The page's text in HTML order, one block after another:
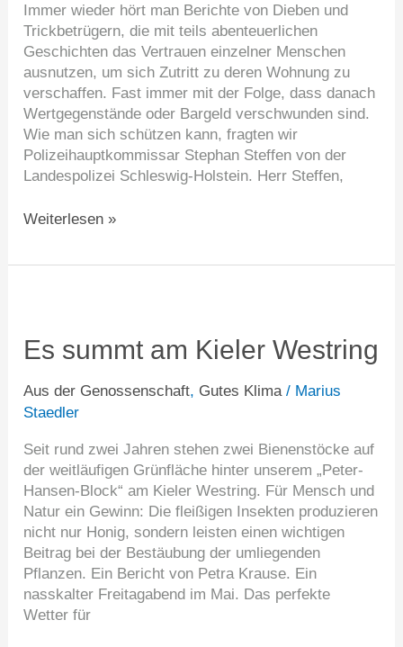
Immer wieder hört man Berichte von Dieben und
Trickbetrügern, die mit teils abenteuerlichen
Geschichten das Vertrauen einzelner Menschen
ausnutzen, um sich Zutritt zu deren Wohnung zu
verschaffen. Fast immer mit der Folge, dass danach
Wertgegenstände oder Bargeld verschwunden sind.
Wie man sich schützen kann, fragten wir
Polizeihauptkommissar Stephan Steffen von der
Landespolizei Schleswig-Holstein. Herr Steffen,
sich
richtig
Weiterlesen »
Es summt am Kieler Westring
Aus der Genossenschaft, Gutes Klima/ Marius
Staedler
Seit rund zwei Jahren stehen zwei Bienenstöcke auf
der weitläufigen Grünfläche hinter unserem „Peter-
Hansen-Block“ am Kieler Westring. Für Mensch und
Natur ein Gewinn: Die fleißigen Insekten produzieren
nicht nur Honig, sondern leisten einen wichtigen
Beitrag bei der Bestäubung der umliegenden
Pflanzen. Ein Bericht von Petra Krause. Ein
nasskalter Freitagabend im Mai. Das perfekte
Wetter für
am
Kieler
Westring